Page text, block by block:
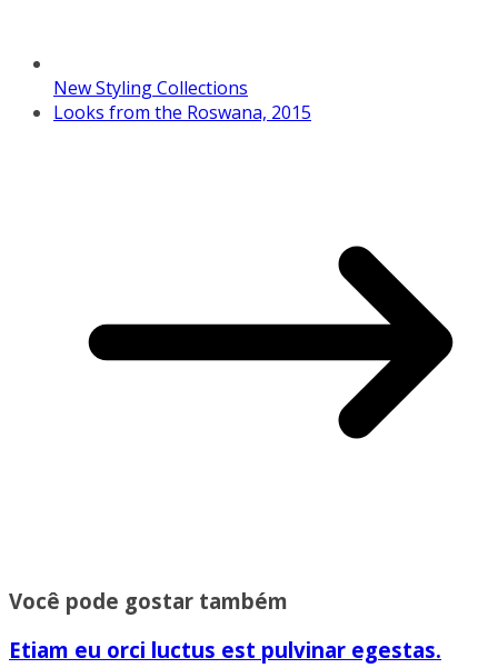
New Styling Collections
Looks from the Roswana, 2015
Você pode gostar também
Etiam eu orci luctus est pulvinar egestas.